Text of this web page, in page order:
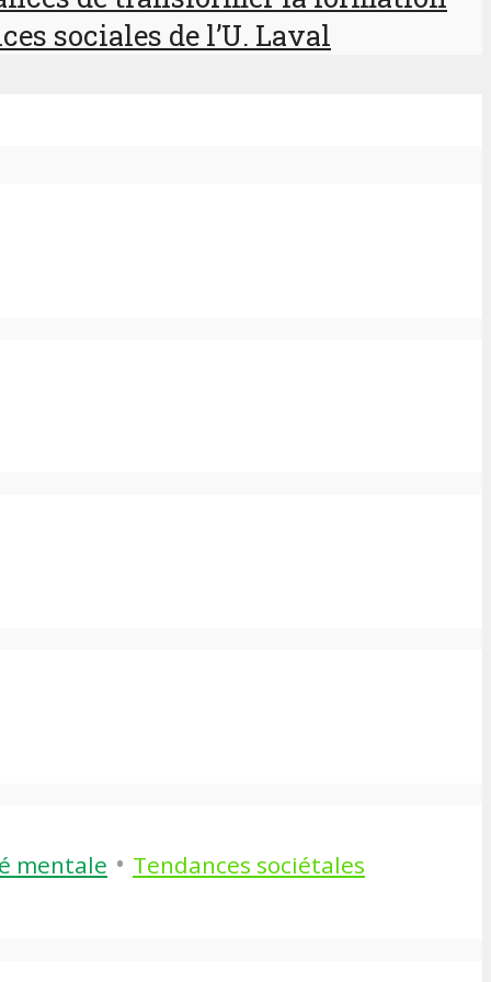
sociales de l’U. Laval
mentale • Tendances sociétales